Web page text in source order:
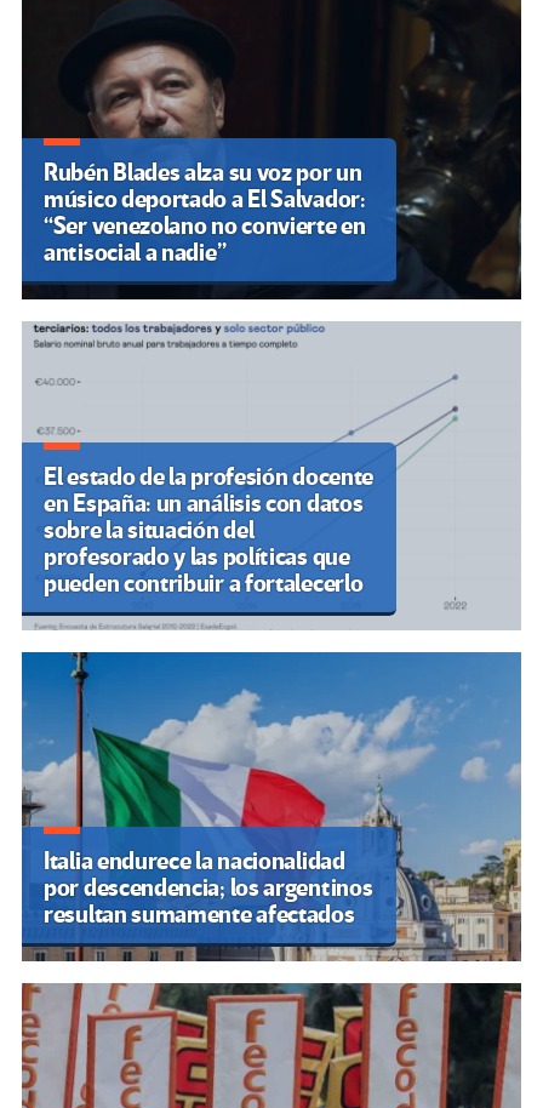
Rubén Blades alza su voz por un
músico deportado a El Salvador:
“Ser venezolano no convierte en
antisocial a nadie”
El estado de la profesión docente
en España: un análisis con datos
sobre la situación del
profesorado y las políticas que
pueden contribuir a fortalecerlo
Italia endurece la nacionalidad
por descendencia; los argentinos
resultan sumamente afectados